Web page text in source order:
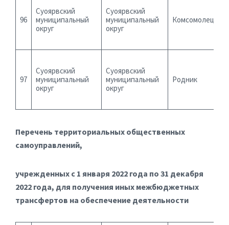
96
Суоярвский
муниципальный
округ
Суоярвский
муниципальный
округ
Комсомолец
97
Суоярвский
муниципальный
округ
Суоярвский
муниципальный
округ
Родник
Перечень территориальных общественных
самоуправлений,
учрежденных с 1 января 2022 года по 31 декабря
2022 года, для получения иных межбюджетных
трансфертов на обеспечение деятельности